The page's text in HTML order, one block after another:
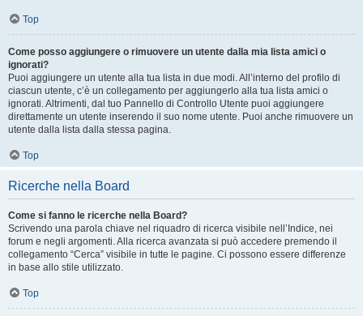
Top
Come posso aggiungere o rimuovere un utente dalla mia lista amici o
ignorati?
Puoi aggiungere un utente alla tua lista in due modi. All’interno del profilo di
ciascun utente, c’è un collegamento per aggiungerlo alla tua lista amici o
ignorati. Altrimenti, dal tuo Pannello di Controllo Utente puoi aggiungere
direttamente un utente inserendo il suo nome utente. Puoi anche rimuovere un
utente dalla lista dalla stessa pagina.
Top
Ricerche nella Board
Come si fanno le ricerche nella Board?
Scrivendo una parola chiave nel riquadro di ricerca visibile nell’Indice, nei
forum e negli argomenti. Alla ricerca avanzata si può accedere premendo il
collegamento “Cerca” visibile in tutte le pagine. Ci possono essere differenze
in base allo stile utilizzato.
Top